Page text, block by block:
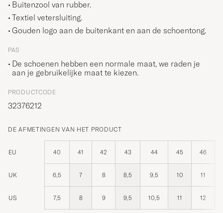
Buitenzool van rubber.
Textiel vetersluiting.
Gouden logo aan de buitenkant en aan de schoentong.
PAS
De schoenen hebben een normale maat, we raden je
aan je gebruikelijke maat te kiezen.
PRODUCTCODE
32376212
DE AFMETINGEN VAN HET PRODUCT
EU 40 41 42 43 44 45 46
UK 6,5 7 8 8,5 9,5 10 11
US 7,5 8 9 9,5 10,5 11 12